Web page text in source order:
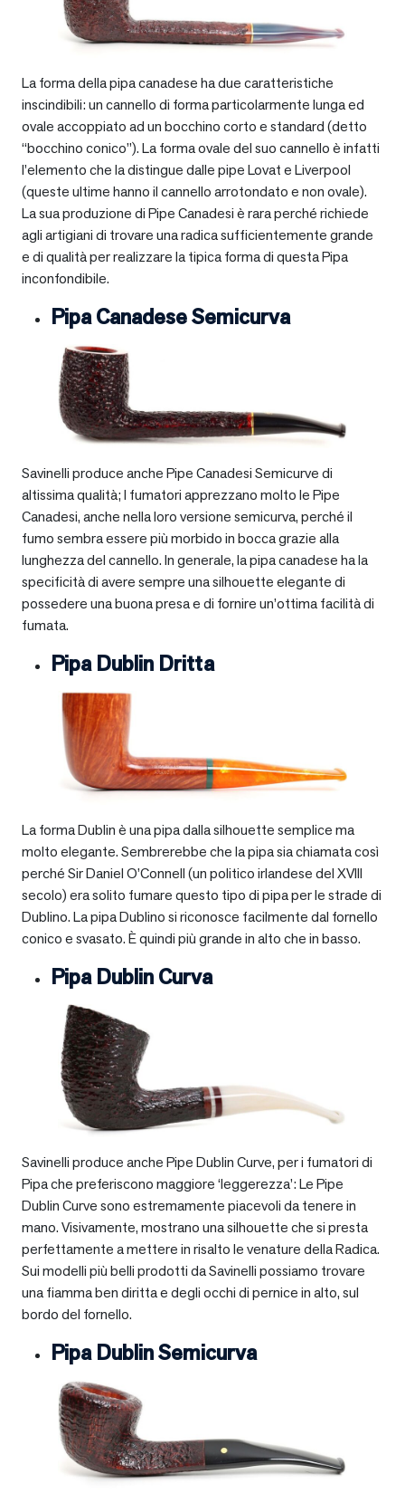
La forma della pipa canadese ha due caratteristiche
inscindibili: un cannello di forma particolarmente lunga ed
ovale accoppiato ad un bocchino corto e standard (detto
“bocchino conico”). La forma ovale del suo cannello è infatti
l’elemento che la distingue dalle pipe Lovat e Liverpool
(queste ultime hanno il cannello arrotondato e non ovale).
La sua produzione di Pipe Canadesi è rara perché richiede
agli artigiani di trovare una radica sufficientemente grande
e di qualità per realizzare la tipica forma di questa Pipa
inconfondibile.
Pipa Canadese Semicurva
Savinelli produce anche Pipe Canadesi Semicurve di
altissima qualità; I fumatori apprezzano molto le Pipe
Canadesi, anche nella loro versione semicurva, perché il
fumo sembra essere più morbido in bocca grazie alla
lunghezza del cannello. In generale, la pipa canadese ha la
specificità di avere sempre una silhouette elegante di
possedere una buona presa e di fornire un’ottima facilità di
fumata.
Pipa Dublin Dritta
La forma Dublin è una pipa dalla silhouette semplice ma
molto elegante. Sembrerebbe che la pipa sia chiamata così
perché Sir Daniel O’Connell (un politico irlandese del XVIII
secolo) era solito fumare questo tipo di pipa per le strade di
Dublino. La pipa Dublino si riconosce facilmente dal fornello
conico e svasato. È quindi più grande in alto che in basso.
Pipa Dublin Curva
Savinelli produce anche Pipe Dublin Curve, per i fumatori di
Pipa che preferiscono maggiore ‘leggerezza’: Le Pipe
Dublin Curve sono estremamente piacevoli da tenere in
mano. Visivamente, mostrano una silhouette che si presta
perfettamente a mettere in risalto le venature della Radica.
Sui modelli più belli prodotti da Savinelli possiamo trovare
una fiamma ben diritta e degli occhi di pernice in alto, sul
bordo del fornello.
Pipa Dublin Semicurva